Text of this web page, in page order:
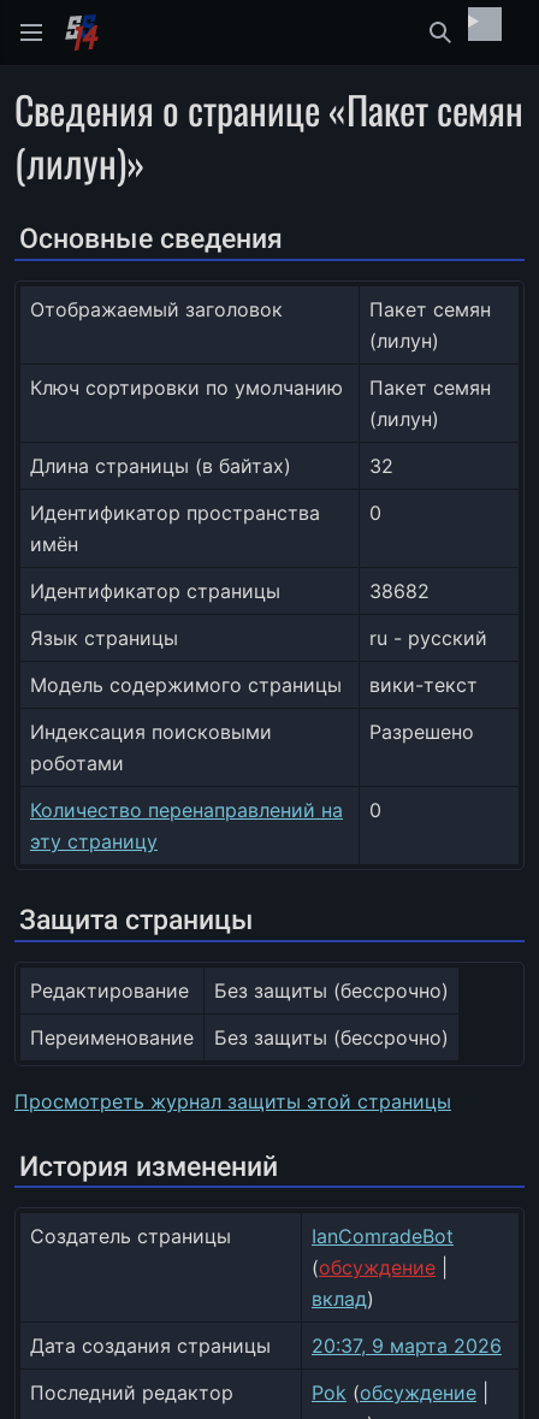
Найти
Сведения о странице «Пакет семян
(лилун)»
Основные сведения
Отображаемый заголовок
Пакет семян
(лилун)
Ключ сортировки по умолчанию
Пакет семян
(лилун)
Длина страницы (в байтах)
32
Идентификатор пространства
имён
0
Идентификатор страницы
38682
Язык страницы
ru - русский
Модель содержимого страницы
вики-текст
Индексация поисковыми
роботами
Разрешено
Количество перенаправлений на
эту страницу
0
Защита страницы
Редактирование
Без защиты (бессрочно)
Переименование
Без защиты (бессрочно)
Просмотреть журнал защиты этой страницы
История изменений
Создатель страницы
IanComradeBot
(обсуждение
вклад)
Дата создания страницы
20:37, 9 марта 2026
Последний редактор
Pok (обсуждение